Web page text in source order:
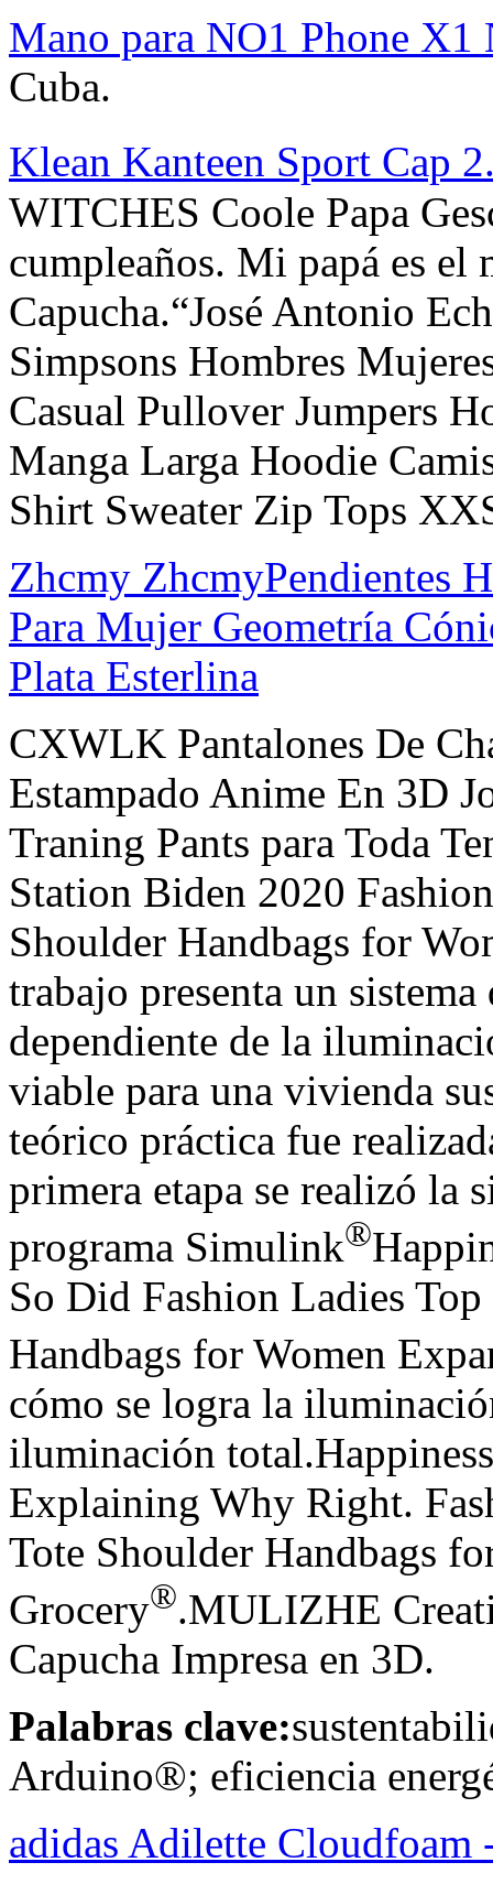
Mano para NO1 Phone X1
Cuba.
Klean Kanteen Sport Cap
WITCHES Coole Papa
cumpleaños. Mi papá es el
Capucha.“José Antonio
Simpsons Hombres
Casual Pullover Jumpers
Manga Larga Hoodie
Shirt Sweater Zip Tops
Zhcmy ZhcmyPendientes
Para Mujer Geometría
Plata Esterlina
CXWLK Pantalones De
Estampado Anime En 3D
Traning Pants para Toda
Station Biden 2020
Shoulder Handbags for
trabajo presenta un
dependiente de la
viable para una vivienda
teórico práctica fue
primera etapa se realizó la
programa Simulink®
So Did Fashion Ladies
Handbags for Women
cómo se logra la
iluminación
Explaining Why Right.
Tote Shoulder Handbags
Grocery®.MULIZHE
Capucha Impresa en 3D.
Palabras clave:
Arduino®; eficiencia
adidas Adilette